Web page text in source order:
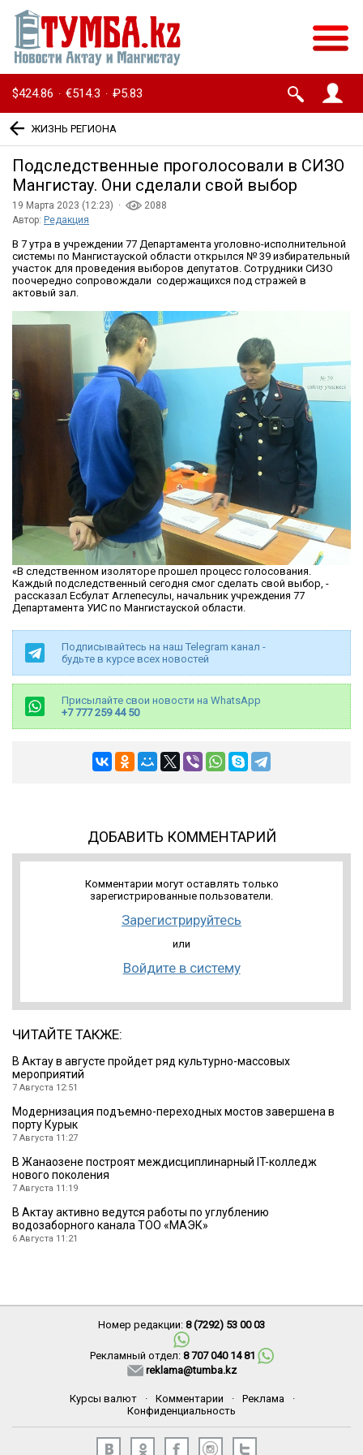
$424.86 · €514.3 · ₽5.83
ЖИЗНЬ РЕГИОНА
Подследственные проголосовали в СИЗО
Мангистау. Они сделали свой выбор
19 Марта 2023 (12:23) ·
2088
Автор: Редакция
В 7 утра в учреждении 77 Департамента уголовно-исполнительной
системы по Мангистауской области открылся № 39 избирательный
участок для проведения выборов депутатов. Сотрудники СИЗО
поочередно сопровождали содержащихся под стражей в
актовый зал.
«В следственном изоляторе прошел процесс голосования.
Каждый подследственный сегодня смог сделать свой выбор, -
рассказал Есбулат Аглепесулы, начальник учреждения 77
Департамента УИС по Мангистауской области.
Подписывайтесь на наш Telegram канал -
будьте в курсе всех новостей
Присылайте свои новости на WhatsApp
+7 777 259 44 50
ДОБАВИТЬ КОММЕНТАРИЙ
Комментарии могут оставлять только
зарегистрированные пользователи.
Зарегистрируйтесь
или
Войдите в систему
ЧИТАЙТЕ ТАКЖЕ:
В Актау в августе пройдет ряд культурно-массовых
мероприятий
7 Августа 12:51
Модернизация подъемно-переходных мостов завершена в
порту Курык
7 Августа 11:27
В Жанаозене построят междисциплинарный IT-колледж
нового поколения
7 Августа 11:19
В Актау активно ведутся работы по углублению
водозаборного канала ТОО «МАЭК»
6 Августа 11:21
Номер редакции: 8 (7292) 53 00 03
Рекламный отдел: 8 707 040 14 81
reklama@tumba.kz
Курсы валют · Комментарии · Реклама
·
Конфиденциальность